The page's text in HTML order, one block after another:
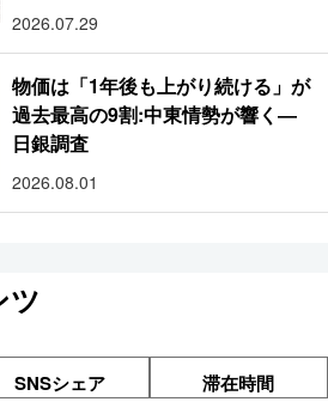
2026.07.29
物価は「1年後も上がり続ける」が
過去最高の9割:中東情勢が響く―
日銀調査
2026.08.01
ツ
SNSシェア 滞在時間